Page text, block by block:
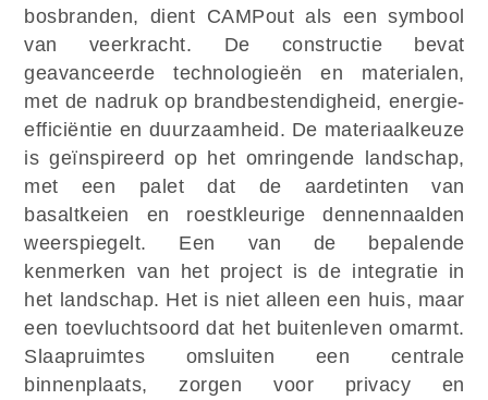
bosbranden, dient CAMPout als een symbool
van veerkracht. De constructie bevat
geavanceerde technologieën en materialen,
met de nadruk op brandbestendigheid, energie-
efficiëntie en duurzaamheid. De materiaalkeuze
is geïnspireerd op het omringende landschap,
met een palet dat de aardetinten van
basaltkeien en roestkleurige dennennaalden
weerspiegelt. Een van de bepalende
kenmerken van het project is de integratie in
het landschap. Het is niet alleen een huis, maar
een toevluchtsoord dat het buitenleven omarmt.
Slaapruimtes omsluiten een centrale
binnenplaats, zorgen voor privacy en